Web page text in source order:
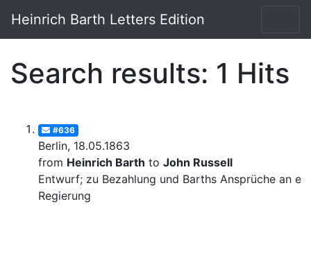
Heinrich Barth Letters Edition
Search results: 1 Hits
#636
Berlin, 18.05.1863
from Heinrich Barth to John Russell
Entwurf; zu Bezahlung und Barths Ansprüche an
Regierung